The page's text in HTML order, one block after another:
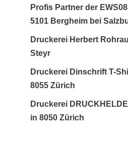
Profis Partner der
5101 Bergheim bei
Druckerei Herbert
Steyr
Druckerei Dinschrift T-
8055 Zürich
Druckerei
in 8050 Zürich